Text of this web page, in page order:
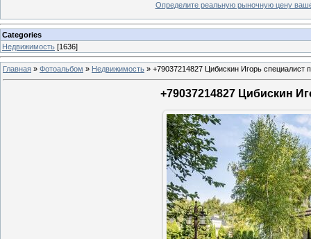
Определите реальную рыночную цену
Categories
Недвижимость [1636]
Главная » Фотоальбом » Недвижимость » +79037214827 Цибискин Игорь специалист
+79037214827 Цибискин